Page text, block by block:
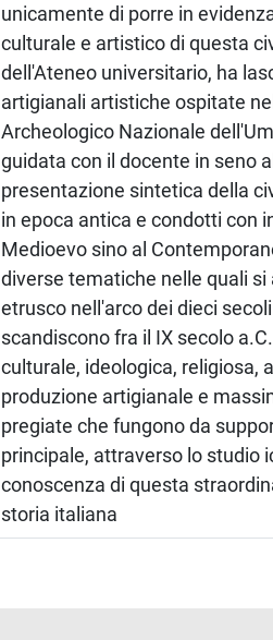
unicamente di porre in
culturale e artistico di questa
dell'Ateneo universitario, ha
artigianali artistiche ospitate
Archeologico Nazionale
guidata con il docente in seno
presentazione sintetica della
in epoca antica e condotti con
Medioevo sino al
diverse tematiche nelle quali
etrusco nell'arco dei dieci
scandiscono fra il IX secolo
culturale, ideologica, religiosa,
produzione artigianale e
pregiate che fungono da
principale, attraverso lo studio
conoscenza di questa
storia italiana